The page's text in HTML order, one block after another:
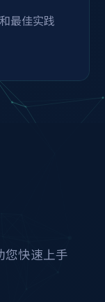
最佳实践
您快速上手